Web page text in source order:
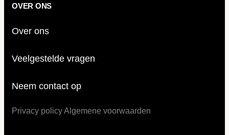
OVER ONS
Over ons
Veelgestelde vragen
Neem contact op
Privacy policyAlgemene voorwaarden